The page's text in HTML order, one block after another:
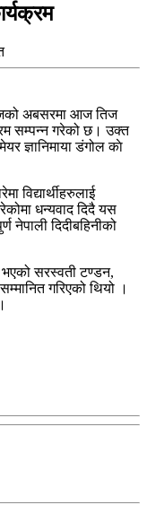
अबसरमा आज तिज
सम्पन्न गरेको छ। उक्त
ज्ञानिमाया डंगोल काे
विद्यार्थीहरुलाई
धन्यवाद दिदै यस
नेपाली दिदीबहिनीको
भएको सरस्वती टण्डन,
गरिएको थियो ।